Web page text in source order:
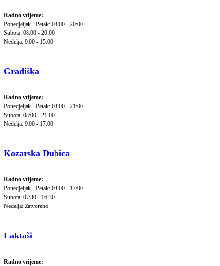
Radno vrijeme:
Ponedjeljak - Petak: 08:00 - 20:00
Subota: 08:00 - 20:00
Nedelja: 9:00 - 15:00
Gradiška
Radno vrijeme:
Ponedjeljak - Petak: 08:00 - 21:00
Subota: 08:00 - 21:00
Nedelja: 9:00 - 17:00
Kozarska Dubica
Radno vrijeme:
Ponedjeljak - Petak: 08:00 - 17:00
Subota: 07:30 - 16:30
Nedelja: Zatvoreno
Laktaši
Radno vrijeme: